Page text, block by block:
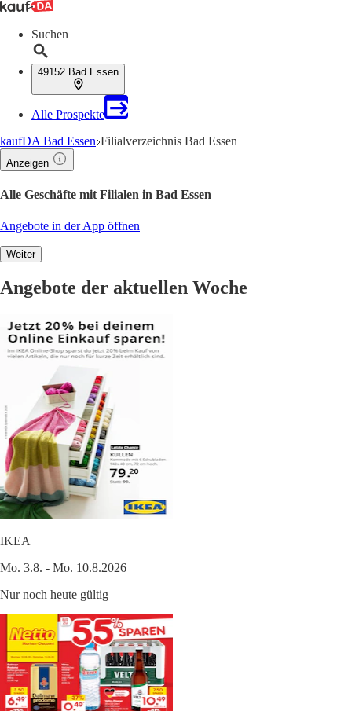
Suchen
49152 Bad Essen
Alle Prospekte
kaufDA Bad Essen Filialverzeichnis Bad Essen
Anzeigen
Alle Geschäfte mit Filialen in Bad Essen
Angebote in der App öffnen
Weiter
Angebote der aktuellen Woche
IKEA
Mo. 3.8. - Mo. 10.8.2026
Nur noch heute gültig